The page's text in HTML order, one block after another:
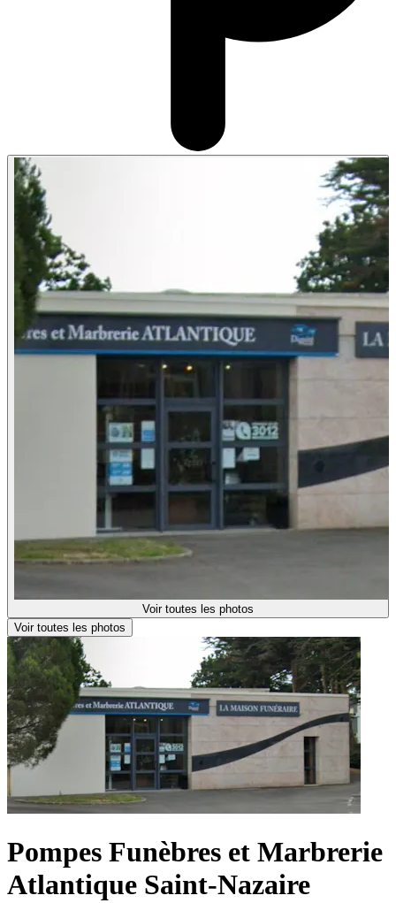
Voir toutes les photos
Voir toutes les photos
Pompes Funèbres et Marbrerie
Atlantique Saint-Nazaire